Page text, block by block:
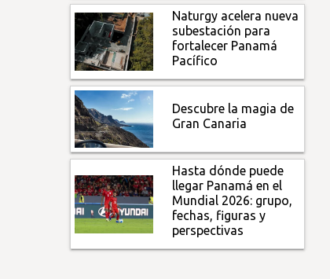
Naturgy acelera nueva
subestación para
fortalecer Panamá
Pacífico
Descubre la magia de
Gran Canaria
Hasta dónde puede
llegar Panamá en el
Mundial 2026: grupo,
fechas, figuras y
perspectivas